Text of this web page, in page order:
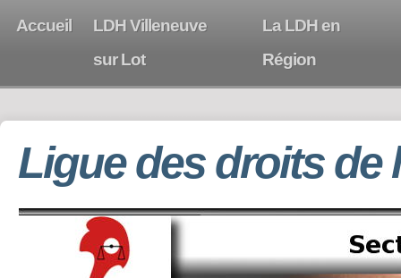
Accueil
LDH Villeneuve
sur Lot
La LDH en
Région
Ligue des droits de